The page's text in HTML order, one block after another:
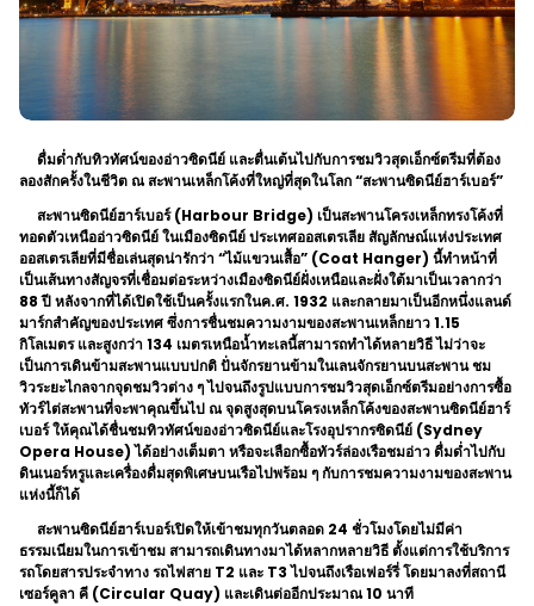
ดื่มด่ำกับทิวทัศน์ของอ่าวซิดนีย์ และตื่นเต้นไปกับการชมวิวสุดเอ็กซ์ตรีมที่ต้อง
ลองสักครั้งในชีวิต ณ สะพานเหล็กโค้งที่ใหญ่ที่สุดในโลก “สะพานซิดนีย์ฮาร์เบอร์”
สะพานซิดนีย์ฮาร์เบอร์ (Harbour Bridge) เป็นสะพานโครงเหล็กทรงโค้งที่
ทอดตัวเหนืออ่าวซิดนีย์ ในเมืองซิดนีย์ ประเทศออสเตรเลีย สัญลักษณ์แห่งประเทศ
ออสเตรเลียที่มีชื่อเล่นสุดน่ารักว่า “ไม้แขวนเสื้อ” (Coat Hanger) นี้ทำหน้าที่
เป็นเส้นทางสัญจรที่เชื่อมต่อระหว่างเมืองซิดนีย์ฝั่งเหนือและฝั่งใต้มาเป็นเวลากว่า
88 ปี หลังจากที่ได้เปิดใช้เป็นครั้งแรกในค.ศ. 1932 และกลายมาเป็นอีกหนึ่งแลนด์
มาร์กสำคัญของประเทศ ซึ่งการชื่นชมความงามของสะพานเหล็กยาว 1.15
กิโลเมตร และสูงกว่า 134 เมตรเหนือน้ำทะเลนี้สามารถทำได้หลายวิธี ไม่ว่าจะ
เป็นการเดินข้ามสะพานแบบปกติ ปั่นจักรยานข้ามในเลนจักรยานบนสะพาน ชม
วิวระยะไกลจากจุดชมวิวต่าง ๆ ไปจนถึงรูปแบบการชมวิวสุดเอ็กซ์ตรีมอย่างการซื้อ
ทัวร์ไต่สะพานที่จะพาคุณขึ้นไป ณ จุดสูงสุดบนโครงเหล็กโค้งของสะพานซิดนีย์ฮาร์
เบอร์ ให้คุณได้ชื่นชมทิวทัศน์ของอ่าวซิดนีย์และโรงอุปรากรซิดนีย์ (Sydney
Opera House) ได้อย่างเต็มตา หรือจะเลือกซื้อทัวร์ล่องเรือชมอ่าว ดื่มด่ำไปกับ
ดินเนอร์หรูและเครื่องดื่มสุดพิเศษบนเรือไปพร้อม ๆ กับการชมความงามของสะพาน
แห่งนี้ก็ได้
สะพานซิดนีย์ฮาร์เบอร์เปิดให้เข้าชมทุกวันตลอด 24 ชั่วโมงโดยไม่มีค่า
ธรรมเนียมในการเข้าชม สามารถเดินทางมาได้หลากหลายวิธี ตั้งแต่การใช้บริการ
รถโดยสารประจำทาง รถไฟสาย T2 และ T3 ไปจนถึงเรือเฟอร์รี่ โดยมาลงที่สถานี
เซอร์คูลา คี (Circular Quay) และเดินต่ออีกประมาณ 10 นาที